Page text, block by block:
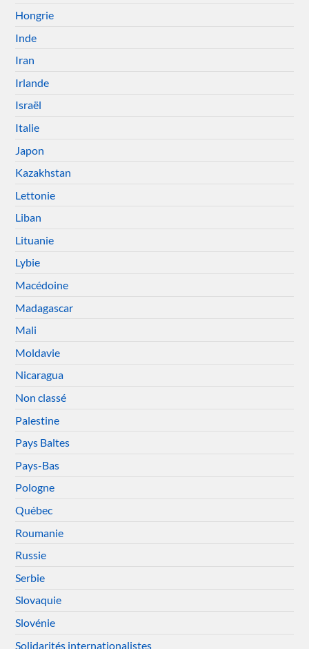
Hongrie
Inde
Iran
Irlande
Israël
Italie
Japon
Kazakhstan
Lettonie
Liban
Lituanie
Lybie
Macédoine
Madagascar
Mali
Moldavie
Nicaragua
Non classé
Palestine
Pays Baltes
Pays-Bas
Pologne
Québec
Roumanie
Russie
Serbie
Slovaquie
Slovénie
Solidarités internationalistes